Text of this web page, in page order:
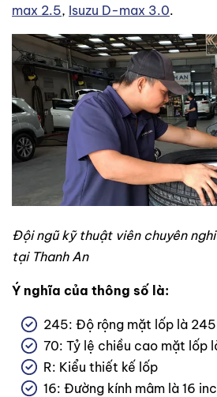
max 2.5, Isuzu D-max 3.0.
Đội ngũ kỹ thuật viên chuyên
tại Thanh An
Ý nghĩa của thông số là:
245: Độ rộng mặt lốp là
70: Tỷ lệ chiều cao mặt lốp
R: Kiểu thiết kế lốp
16: Đường kính mâm là 16